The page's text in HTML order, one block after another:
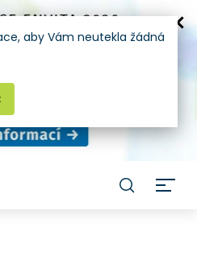
aby Vám neutekla žádná